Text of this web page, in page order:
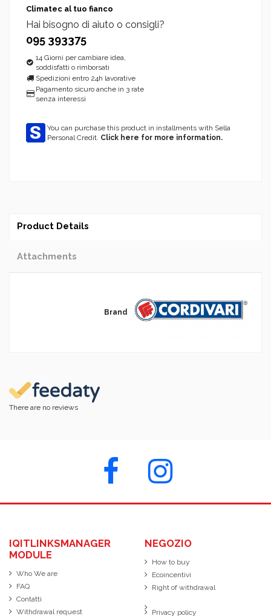
Climatec al tuo fianco
Hai bisogno di aiuto o consigli?
095 393375
14 Giorni per cambiare idea,
soddisfatti o rimborsati
Spedizioni entro 24h lavorative
Pagamento sicuro anche in 3 rate
senza interessi
You can purchase this product in installments with Sella
Personal Credit. Click here for more information.
Product Details
Attachments
Brand
There are no reviews
IQITLINKSMANAGER
MODULE
Who We are
FAQ
Contatti
Withdrawal request
NEGOZIO
How to buy
Ecoincentivi
Right of withdrawal
Privacy policy